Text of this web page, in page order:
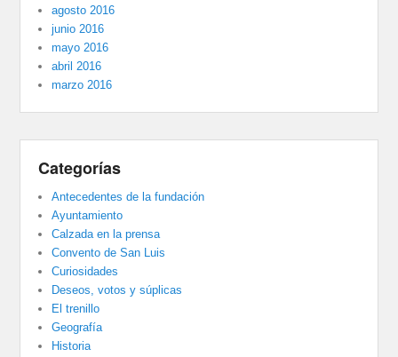
agosto 2016
junio 2016
mayo 2016
abril 2016
marzo 2016
Categorías
Antecedentes de la fundación
Ayuntamiento
Calzada en la prensa
Convento de San Luis
Curiosidades
Deseos, votos y súplicas
El trenillo
Geografía
Historia